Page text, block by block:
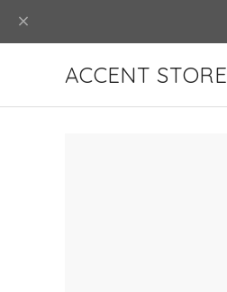
ACCENT STORE